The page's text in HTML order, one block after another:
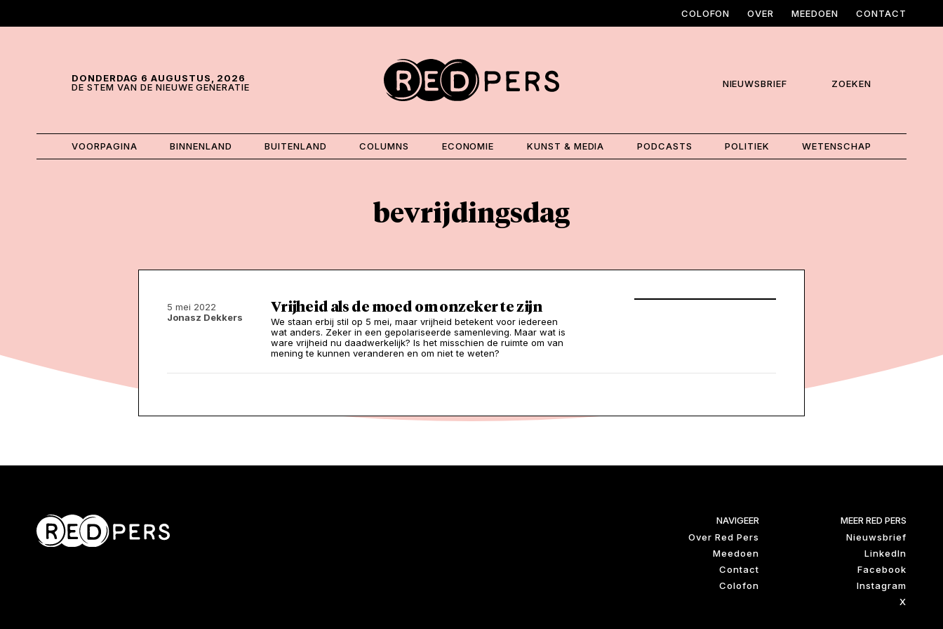
COLOFON OVER MEEDOEN CONTACT
DONDERDAG 6 AUGUSTUS, 2026
DE STEM VAN DE NIEUWE GENERATIE
NIEUWSBRIEF ZOEKEN
VOORPAGINA BINNENLAND BUITENLAND COLUMNS ECONOMIE KUNST & MEDIA PODCASTS POLITIEK WETENSCHAP
bevrijdingsdag
5 mei 2022
Jonasz Dekkers
Vrijheid als de moed om onzeker te zijn
We staan erbij stil op 5 mei, maar vrijheid betekent voor iedereen
wat anders. Zeker in een gepolariseerde samenleving. Maar wat is
ware vrijheid nu daadwerkelijk? Is het misschien de ruimte om van
mening te kunnen veranderen en om niet te weten?
NAVIGEER
Over Red Pers
Meedoen
Contact
Colofon
MEER RED PERS
Nieuwsbrief
LinkedIn
Facebook
Instagram
X